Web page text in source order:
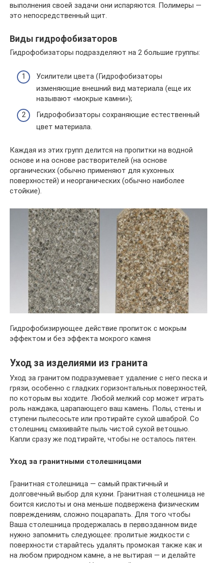
выполнения своей задачи они испаряются. Полимеры —
это непосредственный щит.
Виды гидрофобизаторов
Гидрофобизаторы подразделяют на 2 большие группы:
Усилители цвета (Гидрофобизаторы
изменяющие внешний вид материала (еще их
называют «мокрые камни»);
Гидрофобизаторы сохраняющие естественный
цвет материала.
Каждая из этих групп делится на пропитки на водной
основе и на основе растворителей (на основе
органических (обычно применяют для кухонных
поверхностей) и неорганических (обычно наиболее
стойкие).
Гидрофобизирующее действие пропиток с мокрым
эффектом и без эффекта мокрого камня
Уход за изделиями из гранита
Уход за гранитом подразумевает удаление с него песка и
грязи, особенно с гладких горизонтальных поверхностей,
по которым вы ходите. Любой мелкий сор может играть
роль наждака, царапающего ваш камень. Полы, стены и
ступени пылесосьте или протирайте сухой шваброй. Со
столешниц смахивайте пыль чистой сухой ветошью.
Капли сразу же подтирайте, чтобы не осталось пятен.
Уход за гранитными столешницами
Гранитная столешница — самый практичный и
долговечный выбор для кухни. Гранитная столешница не
боится кислоты и она меньше подвержена физическим
повреждениям, сложно поцарапать. Для того чтобы
Ваша столешница продержалась в первозданном виде
нужно запомнить следующее: пролитые жидкости с
поверхности старайтесь удалять промокая также как и
на любом природном камне, а не вытирая — и делайте